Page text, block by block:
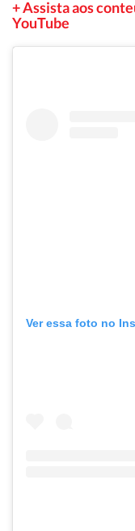
+ Assista aos
YouTube
Ver essa foto no